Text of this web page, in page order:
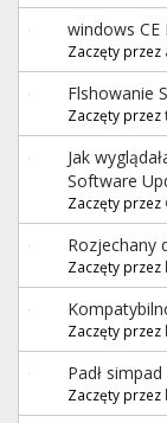
windows CE
Zaczęty przez
Flshowanie
Zaczęty przez
Jak
Software
Zaczęty przez
Rozjechany
Zaczęty przez
Zaczęty przez
Padł simpad
Zaczęty przez